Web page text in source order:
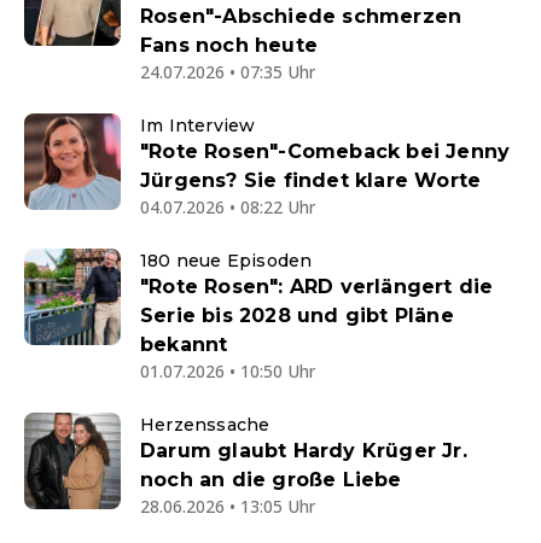
Rosen"-Abschiede schmerzen
Fans noch heute
24.07.2026 • 07:35 Uhr
Im Interview
"Rote Rosen"-Comeback bei Jenny
Jürgens? Sie findet klare Worte
04.07.2026 • 08:22 Uhr
180 neue Episoden
"Rote Rosen": ARD verlängert die
Serie bis 2028 und gibt Pläne
bekannt
01.07.2026 • 10:50 Uhr
Herzenssache
Darum glaubt Hardy Krüger Jr.
noch an die große Liebe
28.06.2026 • 13:05 Uhr